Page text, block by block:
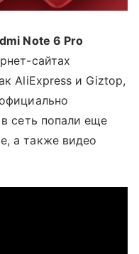
Note 6 Pro
сайтах
AliExpress и Giztop,
сеть попали еще
а также видео